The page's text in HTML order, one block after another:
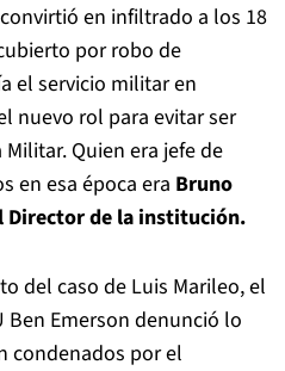
en infiltrado a los 18
por robo de
el servicio militar en
nuevo rol para evitar ser
Quien era jefe de
en esa época era Bruno
Director de la institución.
del caso de Luis Marileo, el
Ben Emerson denunció lo
condenados por el